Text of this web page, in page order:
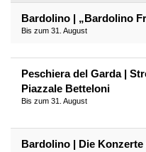
Bardolino | „Bardolino
Bis zum 31. August
Peschiera del Garda |
Piazzale Betteloni
Bis zum 31. August
Bardolino | Die